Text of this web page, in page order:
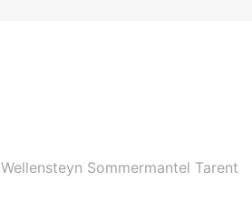
Wellensteyn Sommermantel Tarent